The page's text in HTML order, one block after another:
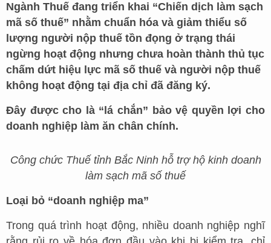
Ngành Thuế đang triển khai “Chiến dịch làm sạch
mã số thuế” nhằm chuẩn hóa và giảm thiểu số
lượng người nộp thuế tồn đọng ở trạng thái
ngừng hoạt động nhưng chưa hoàn thành thủ tục
chấm dứt hiệu lực mã số thuế và người nộp thuế
không hoạt động tại địa chỉ đã đăng ký.
Đây được cho là “lá chắn” bảo vệ quyền lợi cho
doanh nghiệp làm ăn chân chính.
Công chức Thuế tỉnh Bắc Ninh hỗ trợ hộ kinh doanh
làm sạch mã số thuế
Loại bỏ “doanh nghiệp ma”
Trong quá trình hoạt động, nhiều doanh nghiệp nghĩ